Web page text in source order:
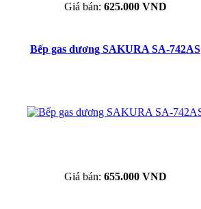
Giá bán: 625.000 VND
Bếp gas dương SAKURA SA-742AS
Giá bán: 655.000 VND